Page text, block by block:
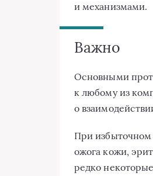
и механизмами.
Важно
Основными
к любому из
о
При избыточном
ожога кожи,
редко